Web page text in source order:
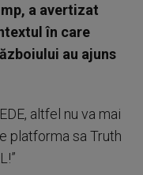
a avertizat
în care
au ajuns
altfel nu va mai
platforma sa Truth